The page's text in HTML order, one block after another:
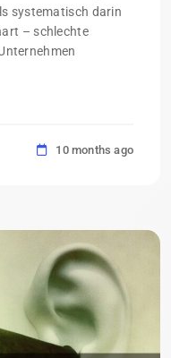
systematisch darin
– schlechte
10 months ago